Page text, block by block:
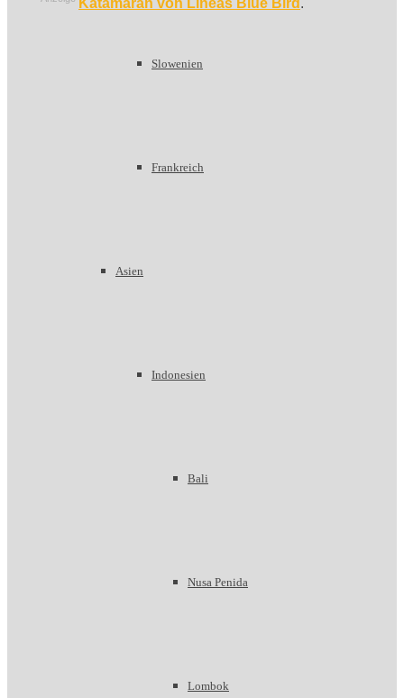
Slowenien
Frankreich
Asien
Indonesien
Bali
Nusa Penida
Lombok